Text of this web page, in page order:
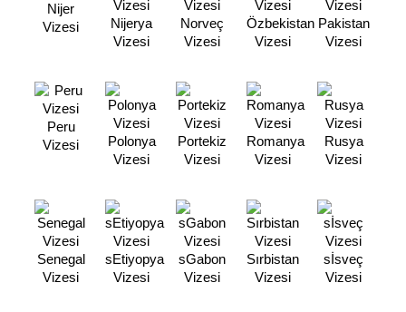
Nijer
Vizesi
Nijerya
Vizesi
Norveç
Vizesi
Özbekistan
Vizesi
Pakistan
Vizesi
Peru
Vizesi
Polonya
Vizesi
Portekiz
Vizesi
Romanya
Vizesi
Rusya
Vizesi
Senegal
Vizesi
sEtiyopya
Vizesi
sGabon
Vizesi
Sırbistan
Vizesi
sİsveç
Vizesi